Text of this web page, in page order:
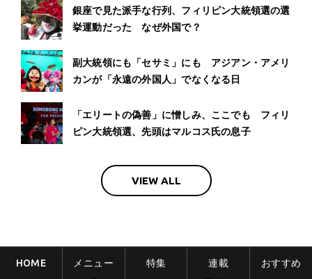
銀座で見た派手な行列、フィリピン大統領選の選
挙運動だった なぜ外国で？
副大統領にも「セサミ」にも アジアン・アメリ
カンが「永遠の外国人」でなくなる日
「エリートの偽善」に憎しみ、ここでも フィリ
ピン大統領選、先頭はマルコス氏の息子
VIEW ALL
HOME メニュー 特集 連載 おすすめ